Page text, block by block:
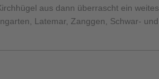
aus dann überrascht ein weites
Latemar, Zanggen, Schwar- und